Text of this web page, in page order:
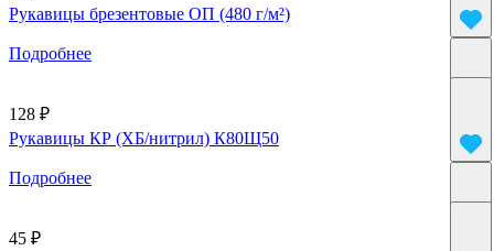
Рукавицы брезентовые ОП (480 г/м²)
Подробнее
128 ₽
Рукавицы КР (ХБ/нитрил) К80Щ50
Подробнее
45 ₽